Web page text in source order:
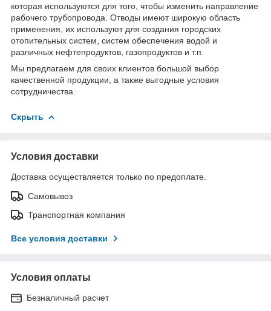
которая используются для того, чтобы изменить направление
рабочего трубопровода. Отводы имеют широкую область
применения, их используют для создания городских
отопительных систем, систем обеспечения водой и
различных нефтепродуктов, газопродуктов и т.п.
Мы предлагаем для своих клиентов большой выбор
качественной продукции, а также выгодные условия
сотрудничества.
Скрыть
Условия доставки
Доставка осуществляется только по предоплате.
Самовывоз
Транспортная компания
Все условия доставки
Условия оплаты
Безналичный расчет